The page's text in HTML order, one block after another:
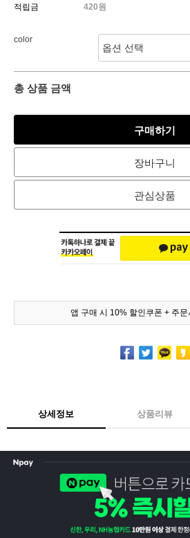
적립금 420원
color
총 상품 금액
구매하기
장바구니
관심상품
앱 구매 시 10% 할인쿠폰 + 주
상세정보 상품리뷰